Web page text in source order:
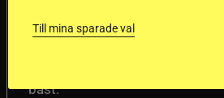
Folksam har testat 15
prisklasser för att se vilken som
bäst.
Till mina sparade val